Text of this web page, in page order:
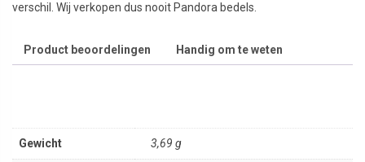
verschil. Wij verkopen dus nooit Pandora bedels.
Product beoordelingen Handig om te weten
Gewicht 3,69 g